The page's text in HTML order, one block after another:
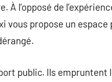
l’opposé de
vous propose un espace
public. Ils empruntent